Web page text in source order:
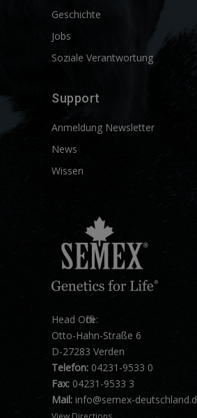
Geschichte
Jobs
Soziale Verantwortung
Support
Anmeldung Newsletter
News
Wissen
Head Office:
Otto-Hahn-Straße 6
D-27283 Verden
Telefon: 04231-9533 0
Fax: 04231-9533 3
Mail: info@semex-